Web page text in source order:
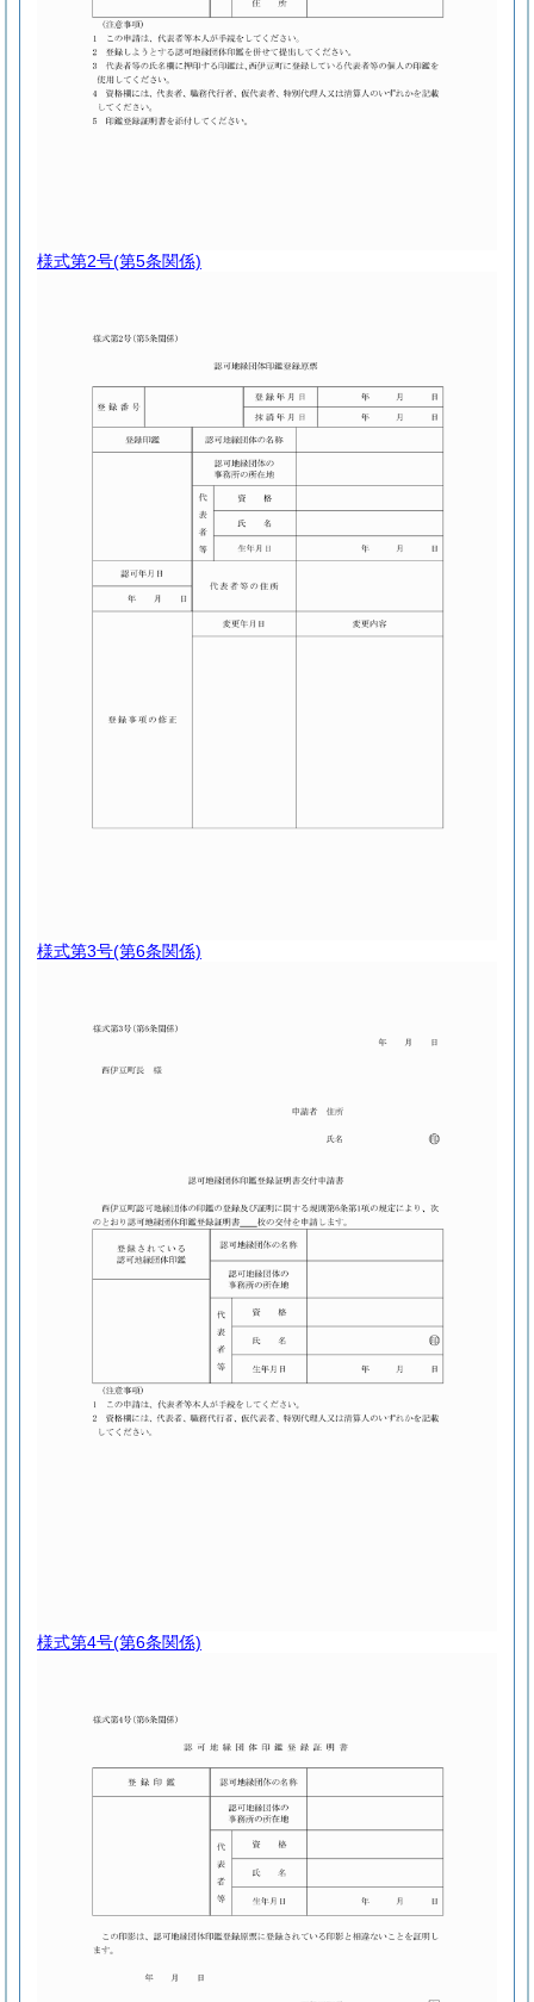
様式第2号(第5条関係)
様式第3号(第6条関係)
様式第4号(第6条関係)